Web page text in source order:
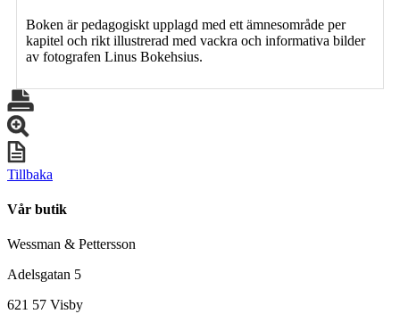
Boken är pedagogiskt upplagd med ett ämnesområde per
kapitel och rikt illustrerad med vackra och informativa bilder
av fotografen Linus Bokehsius.
Tillbaka
Vår butik
Wessman & Pettersson
Adelsgatan 5
621 57 Visby